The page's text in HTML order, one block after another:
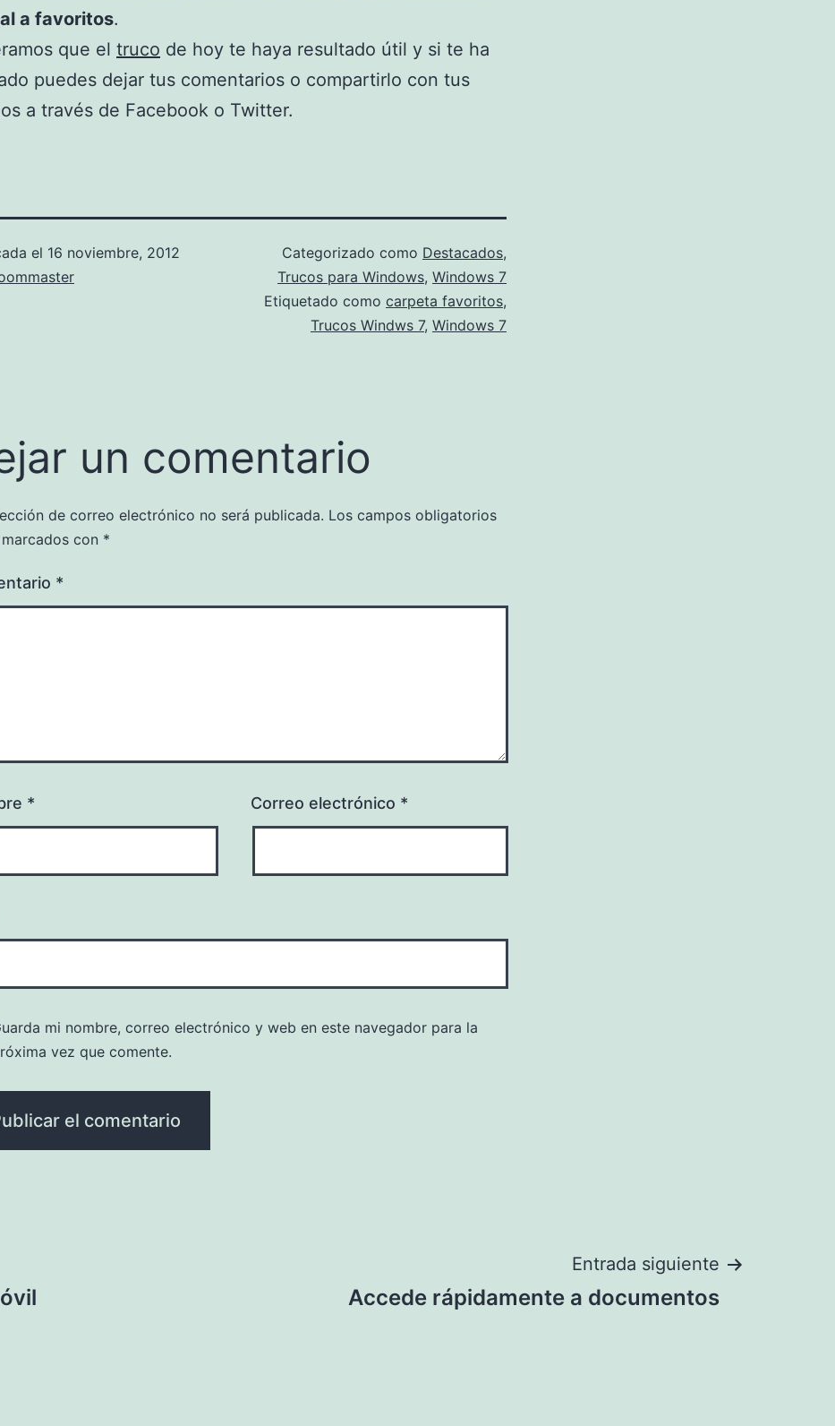
a favoritos.
que el truco de hoy te haya resultado útil y si te ha
puedes dejar tus comentarios o compartirlo con tus
a través de Facebook o Twitter.
el 16 noviembre, 2012
Categorizado como Destacados,
Trucos para Windows, Windows 7
Etiquetado como carpeta favoritos,
Trucos Windws 7, Windows 7
un comentario
de correo electrónico no será publicada. Los campos obligatorios
con *
*
* Correo electrónico *
mi nombre, correo electrónico y web en este navegador para la
vez que comente.
Entrada siguiente
Accede rápidamente a documentos